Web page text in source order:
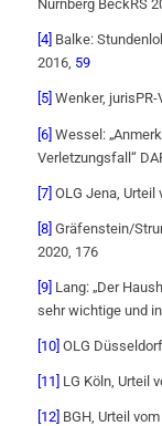
Nürnberg BeckRS
[4] Balke:
2016, 59
[5] Wenker,
[6] Wessel:
Verletzungsfall“
[7] OLG Jena, Urteil
[8] Gräfenstein/
2020, 176
[9] Lang: „Der
sehr wichtige und
[10] OLG
[11] LG Köln, Urteil
[12] BGH, Urteil